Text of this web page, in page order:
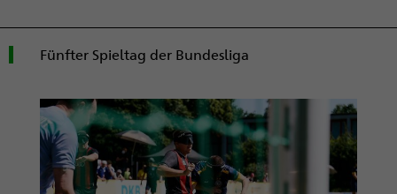
Fünfter Spieltag der Bundesliga